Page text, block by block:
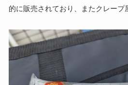
的に販売されており、またクレープ